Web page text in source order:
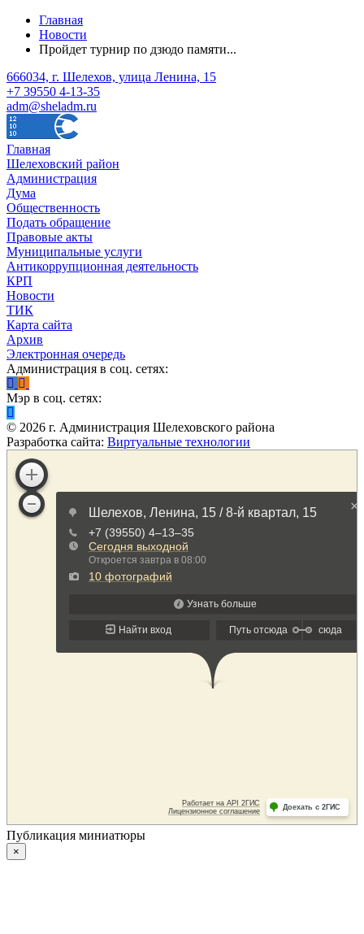
Главная
Новости
Пройдет турнир по дзюдо памяти...
666034, г. Шелехов, улица Ленина, 15
+7 39550 4-13-35
adm@sheladm.ru
Главная
Шелеховский район
Администрация
Дума
Общественность
Подать обращение
Правовые акты
Муниципальные услуги
Антикоррупционная деятельность
КРП
Новости
ТИК
Карта сайта
Архив
Электронная очередь
Администрация в соц. сетях:
Мэр в соц. сетях:
© 2026 г. Администрация Шелеховского района
Разработка сайта: Виртуальные технологии
Публикация миниатюры
×